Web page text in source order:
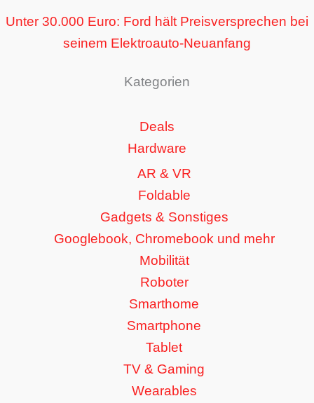
Unter 30.000 Euro: Ford hält Preisversprechen bei
seinem Elektroauto-Neuanfang
Kategorien
Deals
Hardware
AR & VR
Foldable
Gadgets & Sonstiges
Googlebook, Chromebook und mehr
Mobilität
Roboter
Smarthome
Smartphone
Tablet
TV & Gaming
Wearables